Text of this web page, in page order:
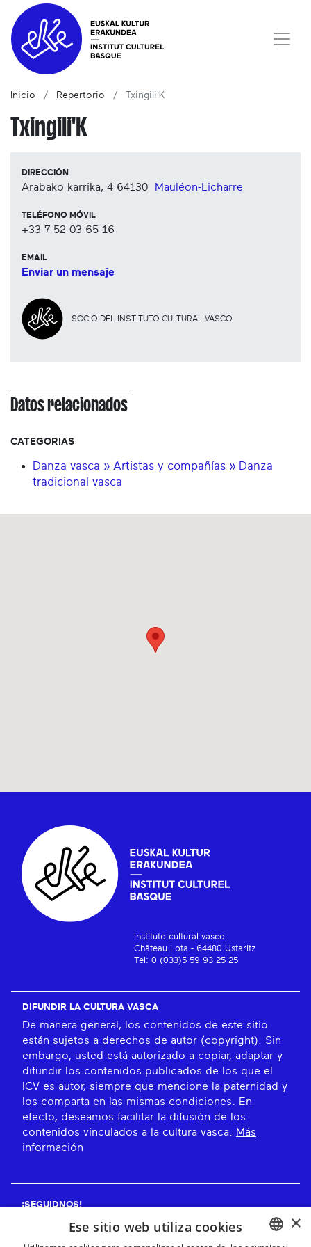
Inicio Repertorio Txingili'K
Txingili'K
DIRECCIÓN
Arabako karrika, 4 64130 Mauléon-Licharre
TELÉFONO MÓVIL
+33 7 52 03 65 16
EMAIL
Enviar un mensaje
SOCIO DEL INSTITUTO CULTURAL VASCO
Datos relacionados
CATEGORIAS
Danza vasca » Artistas y compañías » Danza
tradicional vasca
Instituto cultural vasco
Château Lota - 64480 Ustaritz
Tel: 0 (033)5 59 93 25 25
DIFUNDIR LA CULTURA VASCA
De manera general, los contenidos de este sitio
están sujetos a derechos de autor (copyright). Sin
embargo, usted está autorizado a copiar, adaptar y
difundir los contenidos publicados de los que el
ICV es autor, siempre que mencione la paternidad y
los comparta en las mismas condiciones. En
efecto, deseamos facilitar la difusión de los
contenidos vinculados a la cultura vasca.
Más
información
¡SEGUIDNOS!
×
Ese sitio web utiliza cookies